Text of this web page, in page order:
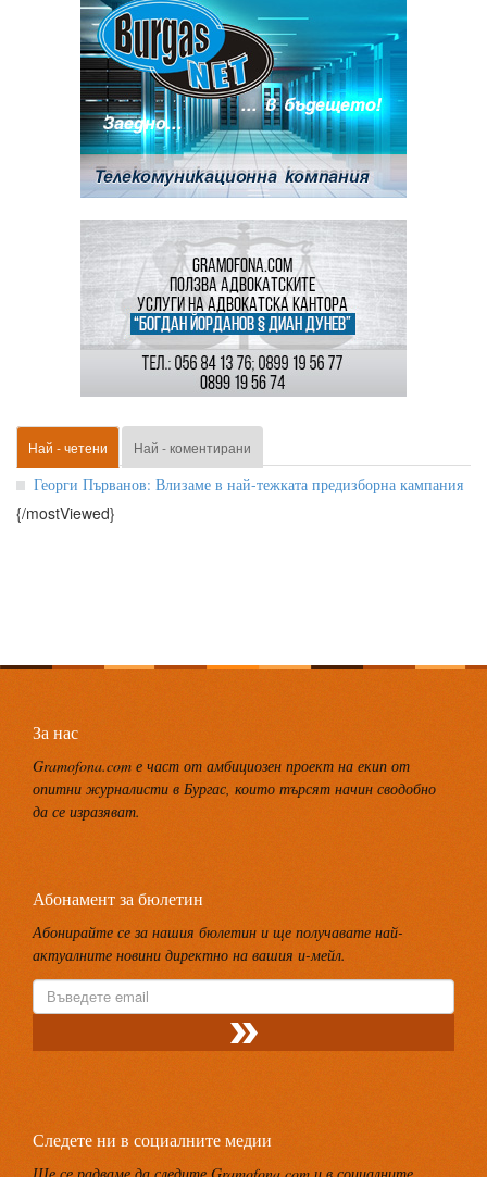
Най - четени Най - коментирани
Георги Първанов: Влизаме в най-тежката предизборна кампания
{/mostViewed}
За нас
Gramofona.com е част от амбициозен проект на екип от
опитни журналисти в Бургас, които търсят начин сводобно
да се изразяват.
Абонамент за бюлетин
Абонирайте се за нашия бюлетин и ще получавате най-
актуалните новини директно на вашия и-мейл.
Следете ни в социалните медии